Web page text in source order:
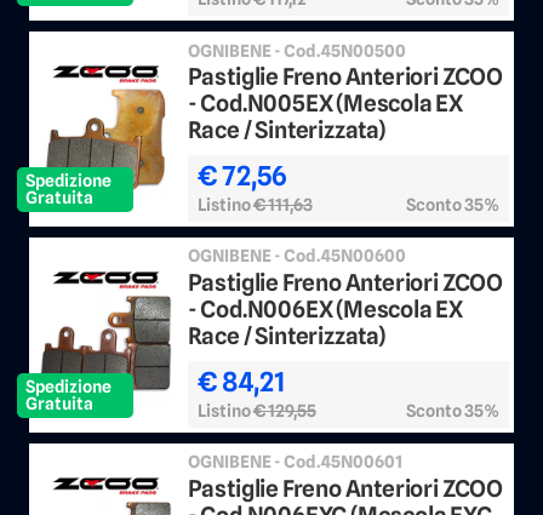
Spedizione
Gratuita
OGNIBENE - Cod.45N00500
Pastiglie Freno Anteriori ZCOO
- Cod.N005EX (Mescola EX
Race / Sinterizzata)
€ 72,56
Listino€ 111,63 Sconto 35%
Spedizione
Gratuita
OGNIBENE - Cod.45N00600
Pastiglie Freno Anteriori ZCOO
- Cod.N006EX (Mescola EX
Race / Sinterizzata)
€ 84,21
Listino€ 129,55 Sconto 35%
OGNIBENE - Cod.45N00601
Pastiglie Freno Anteriori ZCOO